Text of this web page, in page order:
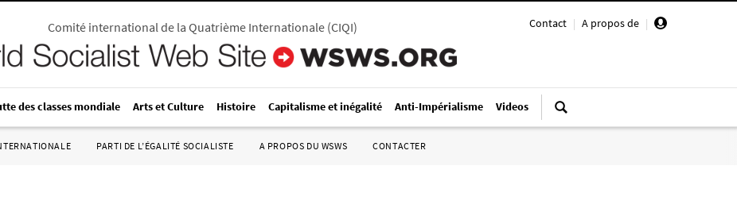
Contact | A propos de |
Comité international de la Quatrième Internationale(CIQI)
des classes mondiale Arts et Culture Histoire Capitalisme et inégalité Anti-Impérialisme Videos
PARTI DE L’ÉGALITÉ SOCIALISTE A PROPOS DU WSWS CONTACTER